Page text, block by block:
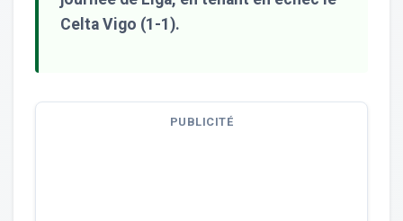
Celta Vigo (1-1).
PUBLICITÉ